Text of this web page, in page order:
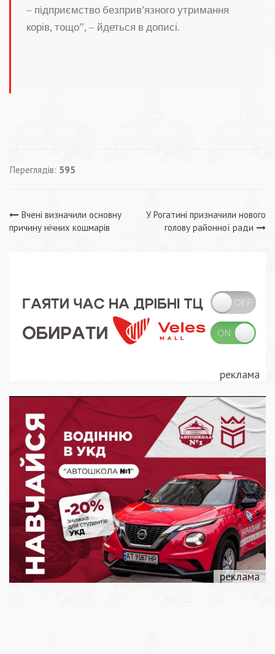
– підприємство безприв’язного утримання
корів, тощо”, – йдеться в дописі.
Переглядів: 595
Навігація
Вчені визначили основну
причину нічних кошмарів
У Рогатині призначили нового
голову районної ради